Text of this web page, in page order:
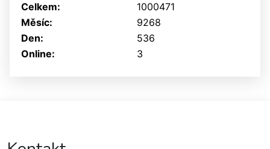
Online: 3
Celkem:
1000471
Měsíc:
9268
Den:
536